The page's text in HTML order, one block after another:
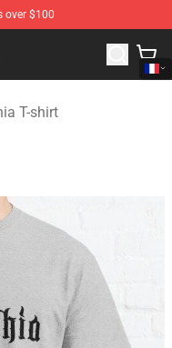
over $100
Merchandise Store
T-shirt